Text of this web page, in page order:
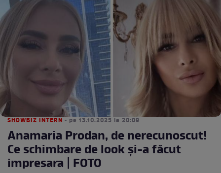
SHOWBIZ INTERN • pe 13.10.2025 la 20:09
Anamaria Prodan, de nerecunoscut!
Ce schimbare de look și-a făcut
impresara | FOTO